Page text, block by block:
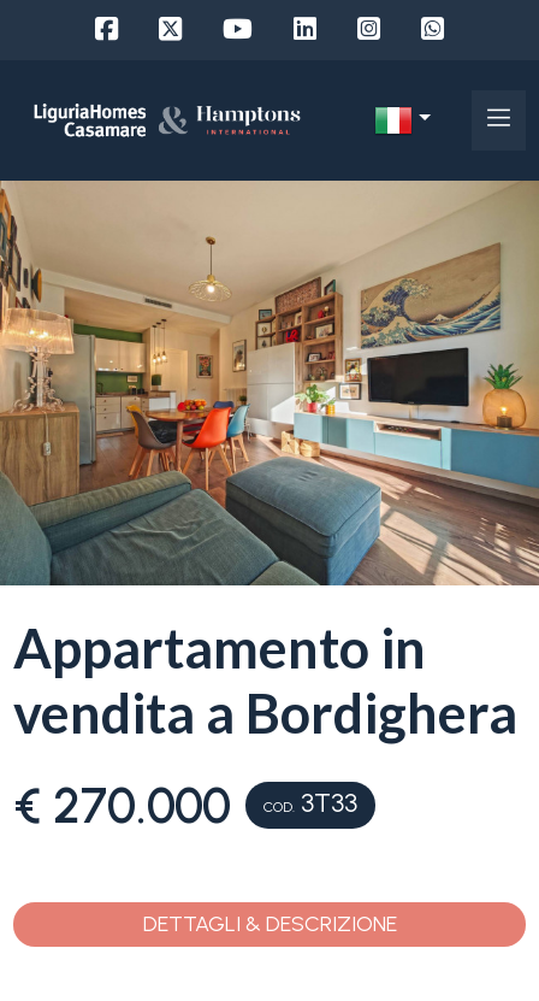
Appartamento in
vendita a Bordighera
€ 270.000 COD. 3T33
DETTAGLI & DESCRIZIONE
DE
RU
Chi
siamo
I
nostri
servizi
Liguria
Ricerca
Blog
cercare
Provincia
Comune
Tipologia
-
multiscelta
Terreni